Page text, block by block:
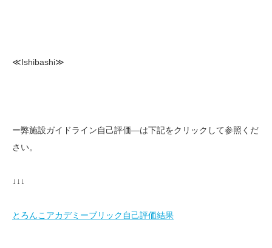
≪Ishibashi≫
ー弊施設ガイドライン自己評価—は下記をクリックして参照くだ
さい。
↓↓↓
とろんこアカデミーブリック自己評価結果